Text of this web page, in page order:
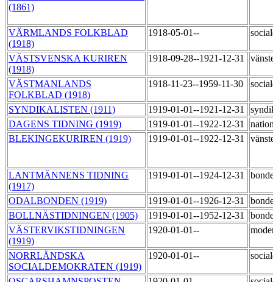
(1861)
VÄRMLANDS FOLKBLAD
(1918)
1918-05-01--
VÄSTSVENSKA KURIREN
(1918)
1918-09-28--1921-12-31
VÄSTMANLANDS
FOLKBLAD (1918)
1918-11-23--1959-11-30
SYNDIKALISTEN (1911) 1919-01-01--1921-12-31
DAGENS TIDNING (1919)
1919-01-01--1922-12-31
BLEKINGEKURIREN (1919)
1919-01-01--1922-12-31
LANTMÄNNENS TIDNING
(1917)
1919-01-01--1924-12-31
ODALBONDEN (1919) 1919-01-01--1926-12-31
BOLLNÄSTIDNINGEN (1905)
1919-01-01--1952-12-31
VÄSTERVIKSTIDNINGEN
(1919)
1920-01-01--
NORRLÄNDSKA
SOCIALDEMOKRATEN (1919)
1920-01-01--